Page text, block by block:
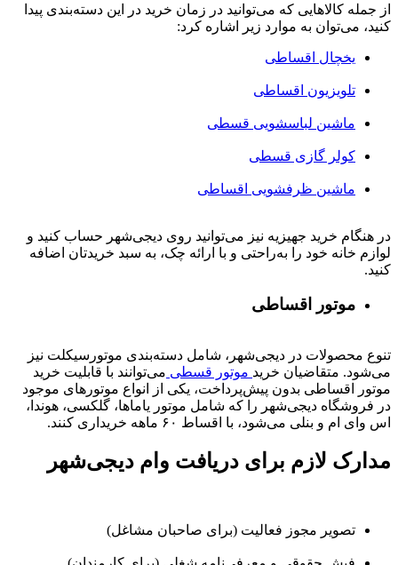
از جمله کالاهایی که می‌توانید در زمان خرید در این دسته‌بندی پیدا
کنید، می‌توان به موارد زیر اشاره کرد:
یخچال اقساطی
تلویزیون اقساطی
ماشین لباسشویی قسطی
کولر گازی قسطی
ماشین ظرفشویی اقساطی
در هنگام خرید جهیزیه نیز می‌توانید روی دیجی‌شهر حساب کنید و
لوازم خانه خود را به‌راحتی و با ارائه چک، به سبد خریدتان اضافه
کنید.
موتور اقساطی
تنوع محصولات در دیجی‌شهر، شامل دسته‌بندی موتورسیکلت نیز
می‌شود. متقاضیان خرید موتور قسطی می‌توانند با قابلیت خرید
موتور اقساطی بدون پیش‌پرداخت، یکی از انواع موتورهای موجود
در فروشگاه دیجی‌شهر را که شامل موتور یاماها، گلکسی، هوندا،
اس وای ام و بنلی می‌شود، با اقساط ۶۰ ماهه خریداری کنند.
مدارک لازم برای دریافت وام دیجی‌شهر
تصویر مجوز فعالیت (برای صاحبان مشاغل)